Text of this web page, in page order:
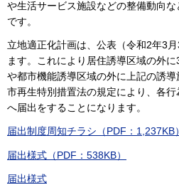
や生活サービス施設などの整備動向
です。
立地適正化計画は、公表（令和2年3
ます。これにより居住誘導区域の外
や都市機能誘導区域の外に上記の誘
市再生特別措置法の規定により、各
へ届出をすることになります。
届出制度周知チラシ（PDF：1,237KB）
届出様式（PDF：538KB）
届出様式